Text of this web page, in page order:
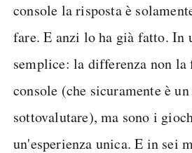
console la risposta è
fare. E anzi lo ha già fatto. In
semplice: la differenza non la
console (che sicuramente è
sottovalutare), ma sono i
un'esperienza unica. E in sei